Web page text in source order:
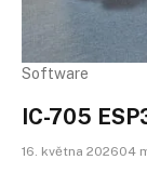
Software
IC-705
16. května 202604